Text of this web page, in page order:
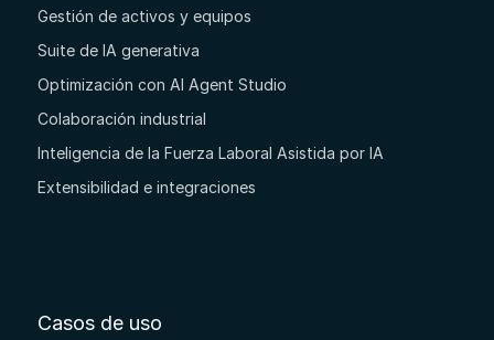
Gestión de activos y equipos
Suite de IA generativa
Optimización con AI Agent Studio
Colaboración industrial
Inteligencia de la Fuerza Laboral Asistida por IA
Extensibilidad e integraciones
Casos de uso